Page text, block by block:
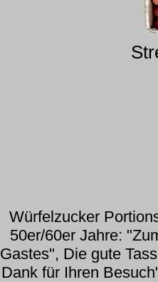
Würfelzucker
50er/60er Jahre:
Gastes", Die gute
Dank für Ihren